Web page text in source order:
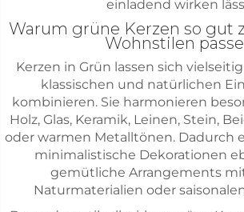
einladend wirken
Warum grüne Kerzen so gut
Wohnstilen
Kerzen in Grün lassen sich
klassischen und natürlichen
kombinieren. Sie harmonieren
Holz, Glas, Keramik, Leinen, Stein,
oder warmen Metalltönen. Dadurch
minimalistische Dekorationen
gemütliche Arrangements
Naturmaterialien oder